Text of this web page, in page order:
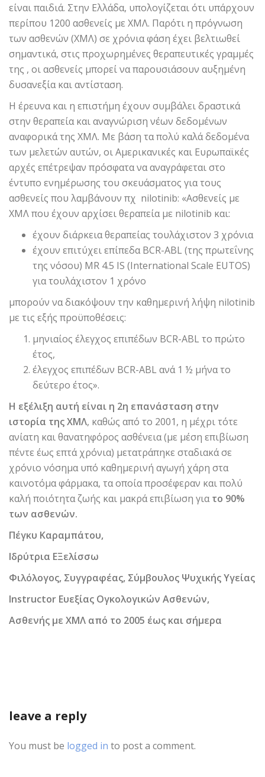
είναι παιδιά. Στην Ελλάδα, υπολογίζεται ότι υπάρχουν
περίπου 1200 ασθενείς με ΧΜΛ. Παρότι η πρόγνωση
των ασθενών (ΧΜΛ) σε χρόνια φάση έχει βελτιωθεί
σημαντικά, στις προχωρημένες θεραπευτικές γραμμές
της , οι ασθενείς μπορεί να παρουσιάσουν αυξημένη
δυσανεξία και αντίσταση.
Η έρευνα και η επιστήμη έχουν συμβάλει δραστικά
στην θεραπεία και αναγνώριση νέων δεδομένων
αναφορικά της ΧΜΛ. Με βάση τα πολύ καλά δεδομένα
των μελετών αυτών, οι Αμερικανικές και Ευρωπαϊκές
αρχές επέτρεψαν πρόσφατα να αναγράφεται στο
έντυπο ενημέρωσης του σκευάσματος για τους
ασθενείς που λαμβάνουν πχ nilotinib: «Ασθενείς με
ΧΜΛ που έχουν αρχίσει θεραπεία με nilotinib και:
έχουν διάρκεια θεραπείας τουλάχιστον 3 χρόνια
έχουν επιτύχει επίπεδα BCR-ABL (της πρωτεΐνης
της νόσου) ΜR 4.5 IS (International Scale EUTOS)
για τουλάχιστον 1 χρόνο
μπορούν να διακόψουν την καθημερινή λήψη nilotinib
με τις εξής προϋποθέσεις:
μηνιαίος έλεγχος επιπέδων BCR-ABL το πρώτο
έτος,
έλεγχος επιπέδων BCR-ABL ανά 1 ½ μήνα το
δεύτερο έτος».
Η εξέλιξη αυτή είναι η 2η επανάσταση στην
ιστορία της ΧΜΛ, καθώς από το 2001, η μέχρι τότε
ανίατη και θανατηφόρος ασθένεια (με μέση επιβίωση
πέντε έως επτά χρόνια) μετατράπηκε σταδιακά σε
χρόνιο νόσημα υπό καθημερινή αγωγή χάρη στα
καινοτόμα φάρμακα, τα οποία προσέφεραν και πολύ
καλή ποιότητα ζωής και μακρά επιβίωση γιατο 90%
των ασθενών.
Πέγκυ Καραμπάτου,
Ιδρύτρια ΕΞελίσσω
Φιλόλογος, Συγγραφέας, Σύμβουλος Ψυχικής Υγείας
Instructor Ευεξίας Ογκολογικών Ασθενών,
Ασθενής με ΧΜΛ από το 2005 έως και σήμερα
leave a reply
You must be logged in to post a comment.